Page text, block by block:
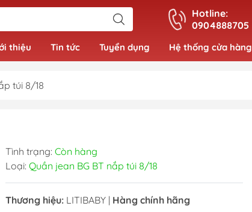
Hotline:
0904888705
Áo bé gái
thiệu Tin tức Tuyển dụng Hệ thống cửa hàng
túi 8/18
Tình trạng: Còn hàng
Loại: Quần jean BG BT nắp túi 8/18
Thương hiệu: LITIBABY| Hàng chính hãng